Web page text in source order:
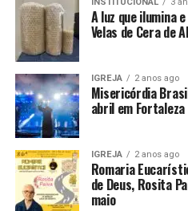
INSTITUCIONAL 3
A luz que ilumina
Velas de Cera de
IGREJA 2 anos ago
Misericórdia
abril em Fortaleza
IGREJA 2 anos ago
Romaria
de Deus, Rosita
maio